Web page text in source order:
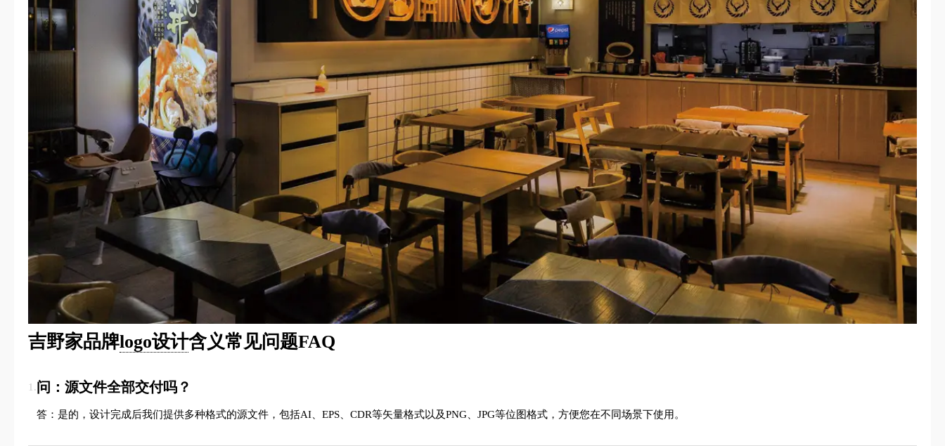
吉野家品牌logo设计含义常见问题FAQ
1.问：源文件全部交付吗？
答：是的，设计完成后我们提供多种格式的源文件，包括AI、EPS、CDR等矢量格式以及PNG、JPG等位图格式，方便您在不同场景下使用。